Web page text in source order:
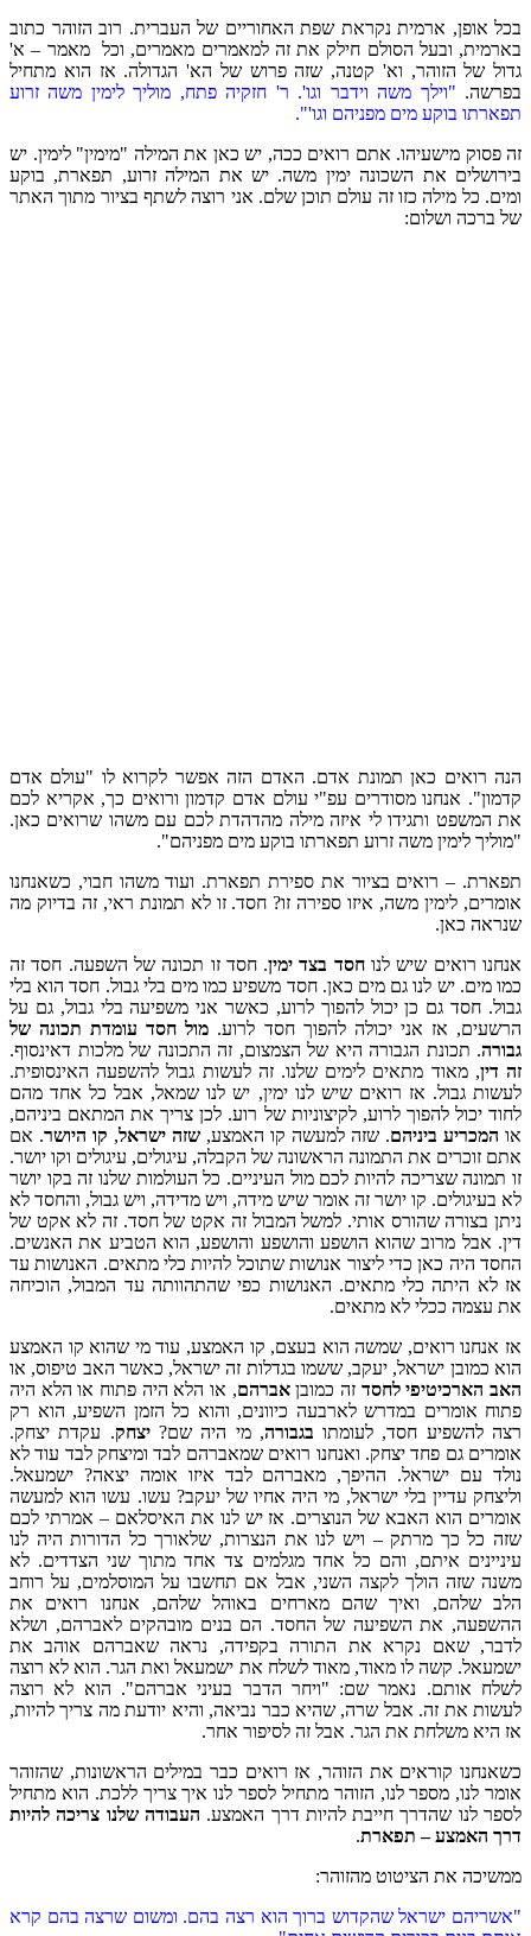
בכל אופן, ארמית נקראת שפת האחוריים של העברית. רוב הזוהר כתוב
בארמית, ובעל הסולם חילק את זה למאמרים מאמרים, וכל מאמר – א'
גדול של הזוהר, וא' קטנה, שזה פרוש של הא' הגדולה. אז הוא מתחיל
בפרשה. "וילך משה וידבר וגו'. ר' חזקיה פתח, מוליך לימין משה זרוע
תפארתו בוקע מים מפניהם וגו'".
זה פסוק מישעיהו. אתם רואים ככה, יש כאן את המילה "מימין" לימין. יש
בירושלים את השכונה ימין משה. יש את המילה זרוע, תפארת, בוקע
ומים. כל מילה כזו זה עולם תוכן שלם. אני רוצה לשתף בציור מתוך האתר
של ברכה ושלום:
הנה רואים כאן תמונת אדם. האדם הזה אפשר לקרוא לו "עולם אדם
קדמון". אנחנו מסודרים עפ"י עולם אדם קדמון ורואים כך, אקריא לכם
את המשפט ותגידו לי איזה מילה מהדהדת לכם עם משהו שרואים כאן.
"מוליך לימין משה זרוע תפארתו בוקע מים מפניהם".
תפארת. – רואים בציור את ספירת תפארת. ועוד משהו חבוי, כשאנחנו
אומרים, לימין משה, איזו ספירה זו? חסד. זו לא תמונת ראי, זה בדיוק מה
שנראה כאן.
אנחנו רואים שיש לנוחסד בצד ימין. חסד זו תכונה של השפעה. חסד זה
כמו מים. יש לנו גם מים כאן. חסד משפיע כמו מים בלי גבול. חסד הוא בלי
גבול. חסד גם כן יכול להפוך לרוע, כאשר אני משפיעה בלי גבול, גם על
הרשעים, אז אני יכולה להפוך חסד לרוע. מול חסד עומדת תכונה של
גבורה. תכונת הגבורה היא של הצמצום, זה התכונה של מלכות דאינסוף.
זה דין, מאוד מתאים לימים שלנו. זה לעשות גבול להשפעה האינסופית.
לעשות גבול. אז רואים שיש לנו ימין, יש לנו שמאל, אבל כל אחד מהם
לחוד יכול להפוך לרוע, לקיצוניות של רוע. לכן צריך את המתאם ביניהם,
או המכריע ביניהם. שזה למעשה קו האמצע, שזה ישראל, קו היושר. אם
אתם זוכרים את התמונה הראשונה של הקבלה, עיגולים, עיגולים וקו יושר.
זו תמונה שצריכה להיות לכם מול העיניים. כל העולמות שלנו זה בקו יושר
לא בעיגולים. קו יושר זה אומר שיש מידה, ויש מדידה, ויש גבול, והחסד לא
ניתן בצורה שהורס אותי. למשל המבול זה אקט של חסד. זה לא אקט של
דין. אבל מרוב שהוא הושפע והושפע והושפע, הוא הטביע את האנשים.
החסד היה כאן כדי ליצור אנושות שתוכל להיות כלי מתאים. האנושות עד
אז לא היתה כלי מתאים. האנושות כפי שהתהוותה עד המבול, הוכיחה
את עצמה ככלי לא מתאים.
אז אנחנו רואים, שמשה הוא בעצם, קו האמצע, עוד מי שהוא קו האמצע
הוא כמובן ישראל, יעקב, ששמו בגדלות זה ישראל, כאשר האב טיפוס, או
האב הארכיטיפי לחסד זה כמובןאברהם, או הלא היה פתוח או הלא היה
פתוח אומרים במדרש לארבעה כיוונים, והוא כל הזמן השפיע, הוא רק
רצה להשפיע חסד, לעומתו בגבורה, מי היה שם?יצחק. עקדת יצחק.
אומרים גם פחד יצחק. ואנחנו רואים שמאברהם לבד ומיצחק לבד עוד לא
נולד עם ישראל. ההיפך, מאברהם לבד איזו אומה יצאה? ישמעאל.
וליצחק עדיין בלי ישראל, מי היה אחיו של יעקב? עשו. עשו הוא למעשה
אומרים הוא האבא של הנוצרים. אז יש לנו את האיסלאם – אמרתי לכם
שזה כל כך מרתק – ויש לנו את הנצרות, שלאורך כל הדורות היה לנו
עיניינים איתם, והם כל אחד מגלמים צד אחד מתוך שני הצדדים. לא
משנה שזה הולך לקצה השני, אבל אם תחשבו על המוסלמים, על רוחב
הלב שלהם, ואיך שהם מארחים באוהל שלהם, אנחנו רואים את
ההשפעה, את השפיעה של החסד. הם בנים מובהקים לאברהם, ושלא
לדבר, שאם נקרא את התורה בקפידה, נראה שאברהם אוהב את
ישמעאל. קשה לו מאוד, מאוד לשלח את ישמעאל ואת הגר. הוא לא רוצה
לשלח אותם. נאמר שם: "ויחר הדבר בעיני אברהם". הוא לא רוצה
לעשות את זה. אבל שרה, שהיא כבר נביאה, והיא יודעת מה צריך להיות,
אז היא משלחת את הגר. אבל זה לסיפור אחר.
כשאנחנו קוראים את הזוהר, אז רואים כבר במילים הראשונות, שהזוהר
אומר לנו, מספר לנו, הזוהר מתחיל לספר לנו איך צריך ללכת. הוא מתחיל
לספר לנו שהדרך חייבת להיות דרך האמצע. העבודה שלנו צריכה להיות
דרך האמצע – תפארת.
ממשיכה את הציטוט מהזוהר:
"אשריהם ישראל שהקדוש ברוך הוא רצה בהם. ומשום שרצה בהם קרא